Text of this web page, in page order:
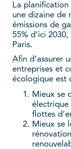
La
une dizaine de
émissions de
55% d’ici
Paris.
Afin d’assurer
entreprises et
écologique est
Mieux se
électrique
flottes
Mieux se